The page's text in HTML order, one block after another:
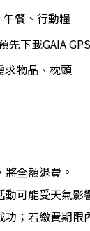
餐、行動糧
先下載GAIA
求物品、枕頭
全額退費。
可能受天氣影
；若繳費期